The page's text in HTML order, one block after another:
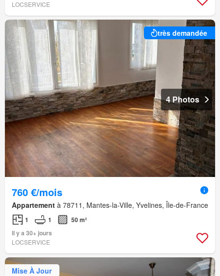
LOCSERVICE
très demandée
4 Photos
760 €/mois
Appartement à 78711, Mantes-la-Ville, Yvelines, Île-de-France
1 1
50 m²
Il y a 30+ jours
LOCSERVICE
Mise À Jour